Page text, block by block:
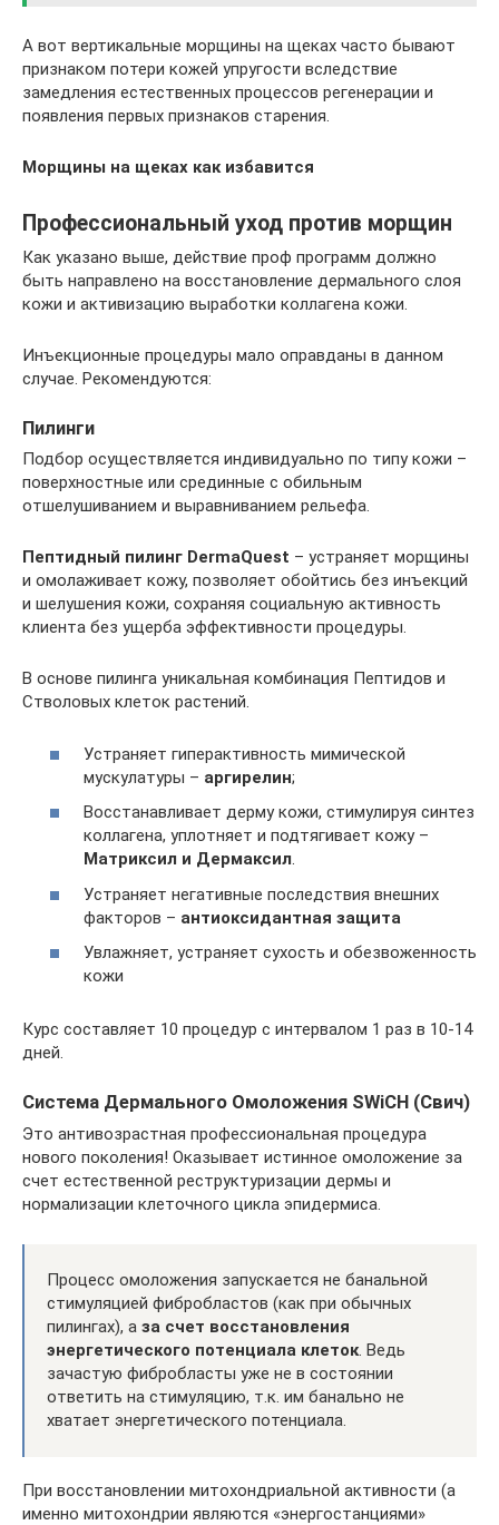
А вот вертикальные морщины на щеках часто бывают
признаком потери кожей упругости вследствие
замедления естественных процессов регенерации и
появления первых признаков старения.
Морщины на щеках как избавится
Профессиональный уход против морщин
Как указано выше, действие проф программ должно
быть направлено на восстановление дермального слоя
кожи и активизацию выработки коллагена кожи.
Инъекционные процедуры мало оправданы в данном
случае. Рекомендуются:
Пилинги
Подбор осуществляется индивидуально по типу кожи –
поверхностные или срединные с обильным
отшелушиванием и выравниванием рельефа.
Пептидный пилинг DermaQuest – устраняет морщины
и омолаживает кожу, позволяет обойтись без инъекций
и шелушения кожи, сохраняя социальную активность
клиента без ущерба эффективности процедуры.
В основе пилинга уникальная комбинация Пептидов и
Стволовых клеток растений.
Устраняет гиперактивность мимической
мускулатуры – аргирелин;
Восстанавливает дерму кожи, стимулируя синтез
коллагена, уплотняет и подтягивает кожу –
Матриксил и Дермаксил.
Устраняет негативные последствия внешних
факторов – антиоксидантная защита
Увлажняет, устраняет сухость и обезвоженность
кожи
Курс составляет 10 процедур с интервалом 1 раз в 10-14
дней.
Система Дермального Омоложения SWiCH (Свич)
Это антивозрастная профессиональная процедура
нового поколения! Оказывает истинное омоложение за
счет естественной реструктуризации дермы и
нормализации клеточного цикла эпидермиса.
Процесс омоложения запускается не банальной
стимуляцией фибробластов (как при обычных
пилингах), а за счет восстановления
энергетического потенциала клеток . Ведь
зачастую фибробласты уже не в состоянии
ответить на стимуляцию, т.к. им банально не
хватает энергетического потенциала.
При восстановлении митохондриальной активности (а
именно митохондрии являются «энергостанциями»